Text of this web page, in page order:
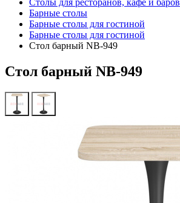
Столы для ресторанов, кафе и баров
Барные столы
Барные столы для гостиной
Барные столы для гостиной
Стол барный NB-949
Стол барный NB-949